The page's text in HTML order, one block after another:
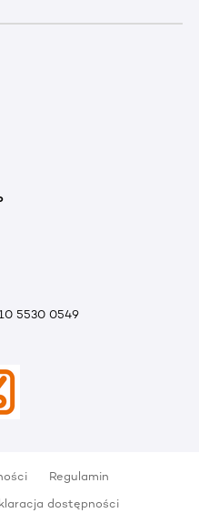
5530 0549
Regulamin
dostępności